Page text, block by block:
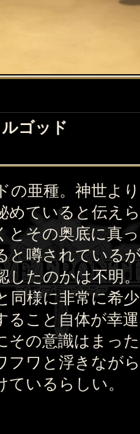
ゴッド
の亜種。神世よ
めていると伝え
とその奥底に真
と噂されている
したのかは不明
同様に非常に希
ること自体が幸
その意識はまっ
フワと浮きなが
いるらしい。